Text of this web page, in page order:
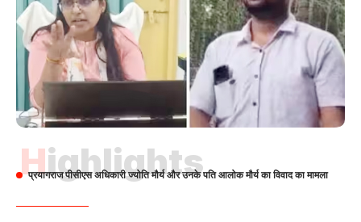
Highlights
प्रयागराज पीसीएस अधिकारी ज्योति मौर्य और उनके पति आलोक मौर्य का विवाद का मामला